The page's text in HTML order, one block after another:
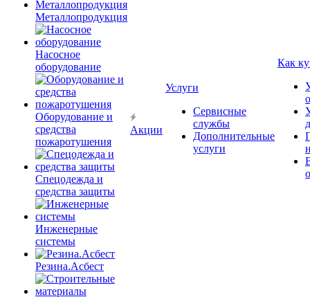
Металлопродукция
Насосное
оборудование
Оборудование и
средства
пожаротушения
Спецодежда и
средства защиты
Инженерные
системы
Резина.Асбест
Акции
Услуги
Сервисные
службы
Дополнительные
услуги
Как